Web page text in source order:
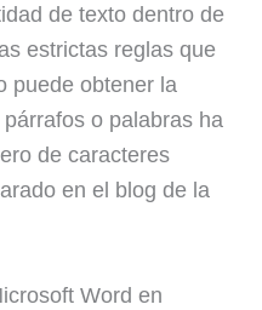
de texto dentro de
estrictas reglas que
puede obtener la
o palabras ha
de caracteres
en el blog de la
Word en